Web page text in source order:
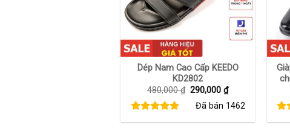
+
Dép Nam Cao Cấp KEEDO
KD2802
480,000₫ Giá
là:
290,000₫Giá
tại
290,000 ₫.
Đã bán 1462
+